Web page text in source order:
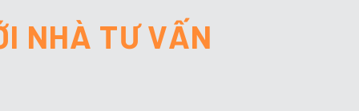
NHÀ TƯ VẤN